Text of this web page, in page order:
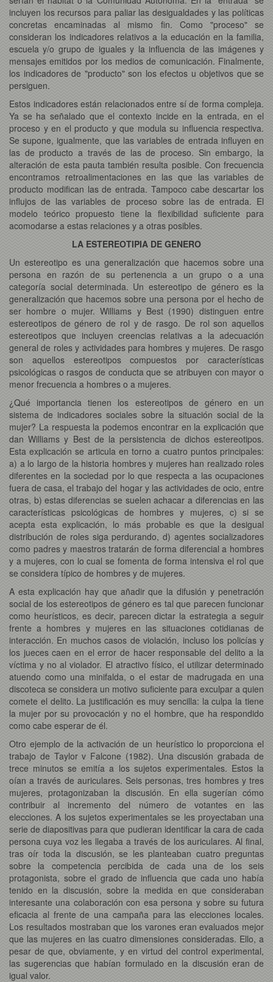
incluyen los recursos para paliar las desigualdades y las políticas
concretas encaminadas al mismo fin. Como "proceso" se
consideran los indicadores relativos a la educación en la familia,
escuela y/o grupo de iguales y la influencia de las imágenes y
mensajes emitidos por los medios de comunicación. Finalmente,
los indicadores de "producto" son los efectos u objetivos que se
persiguen.
Estos indicadores están relacionados entre sí de forma compleja.
Ya se ha señalado que el contexto incide en la entrada, en el
proceso y en el producto y que modula su influencia respectiva.
Se supone, igualmente, que las variables de entrada influyen en
las de producto a través de las de proceso. Sin embargo, la
alteración de esta pauta también resulta posible. Con frecuencia
encontramos retroalimentaciones en las que las variables de
producto modifican las de entrada. Tampoco cabe descartar los
influjos de las variables de proceso sobre las de entrada. El
modelo teórico propuesto tiene la flexibilidad suficiente para
acomodarse a estas relaciones y a otras posibles.
LA ESTEREOTIPIA DE GENERO
Un estereotipo es una generalización que hacemos sobre una
persona en razón de su pertenencia a un grupo o a una
categoría social determinada. Un estereotipo de género es la
generalización que hacemos sobre una persona por el hecho de
ser hombre o mujer. Williams y Best (1990) distinguen entre
estereotipos de género de rol y de rasgo. De rol son aquellos
estereotipos que incluyen creencias relativas a la adecuación
general de roles y actividades para hombres y mujeres. De rasgo
son aquellos estereotipos compuestos por características
psicológicas o rasgos de conducta que se atribuyen con mayor o
menor frecuencia a hombres o a mujeres.
¿Qué importancia tienen los estereotipos de género en un
sistema de indicadores sociales sobre la situación social de la
mujer? La respuesta la podemos encontrar en la explicación que
dan Williams y Best de la persistencia de dichos estereotipos.
Esta explicación se articula en torno a cuatro puntos principales:
a) a lo largo de la historia hombres y mujeres han realizado roles
diferentes en la sociedad por lo que respecta a las ocupaciones
fuera de casa, el trabajo del hogar y las actividades de ocio, entre
otras, b) estas diferencias se suelen achacar a diferencias en las
características psicológicas de hombres y mujeres, c) si se
acepta esta explicación, lo más probable es que la desigual
distribución de roles siga perdurando, d) agentes socializadores
como padres y maestros tratarán de forma diferencial a hombres
y a mujeres, con lo cual se fomenta de forma intensiva el rol que
se considera típico de hombres y de mujeres.
A esta explicación hay que añadir que la difusión y penetración
social de los estereotipos de género es tal que parecen funcionar
como heurísticos, es decir, parecen dictar la estrategia a seguir
frente a hombres y mujeres en las situaciones cotidianas de
interacción. En muchos casos de violación, incluso los policías y
los jueces caen en el error de hacer responsable del delito a la
víctima y no al violador. El atractivo físico, el utilizar determinado
atuendo como una minifalda, o el estar de madrugada en una
discoteca se considera un motivo suficiente para exculpar a quien
comete el delito. La justificación es muy sencilla: la culpa la tiene
la mujer por su provocación y no el hombre, que ha respondido
como cabe esperar de él.
Otro ejemplo de la activación de un heurístico lo proporciona el
trabajo de Taylor v Falcone (1982). Una discusión grabada de
trece minutos se emitía a los sujetos experimentales. Estos la
oían a través de auriculares. Seis personas, tres hombres y tres
mujeres, protagonizaban la discusión. En ella sugerían cómo
contribuir al incremento del número de votantes en las
elecciones. A los sujetos experimentales se les proyectaban una
serie de diapositivas para que pudieran identificar la cara de cada
persona cuya voz les llegaba a través de los auriculares. Al final,
tras oír toda la discusión, se les planteaban cuatro preguntas
sobre la competencia percibida de cada una de los seis
protagonista, sobre el grado de influencia que cada uno había
tenido en la discusión, sobre la medida en que consideraban
interesante una colaboración con esa persona y sobre su futura
eficacia al frente de una campaña para las elecciones locales.
Los resultados mostraban que los varones eran evaluados mejor
que las mujeres en las cuatro dimensiones consideradas. Ello, a
pesar de que, obviamente, y en virtud del control experimental,
las sugerencias que habían formulado en la discusión eran de
igual valor.